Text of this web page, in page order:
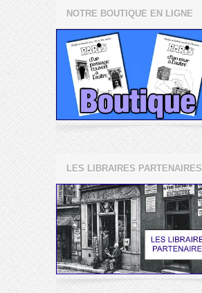
NOTRE BOUTIQUE EN LIGNE
LES LIBRAIRES PARTENAIRES